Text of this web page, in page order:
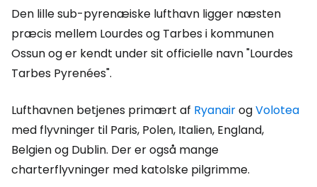
Den lille sub-pyrenæiske lufthavn ligger næsten
præcis mellem Lourdes og Tarbes i kommunen
Ossun og er kendt under sit officielle navn "Lourdes
Tarbes Pyrenées".
Lufthavnen betjenes primært af RyanairogVolotea
med flyvninger til Paris, Polen, Italien, England,
Belgien og Dublin. Der er også mange
charterflyvninger med katolske pilgrimme.